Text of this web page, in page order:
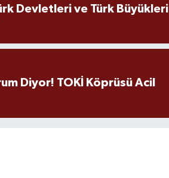
Devletleri ve Türk Büyükleri
Diyor! TOKİ Köprüsü Acil